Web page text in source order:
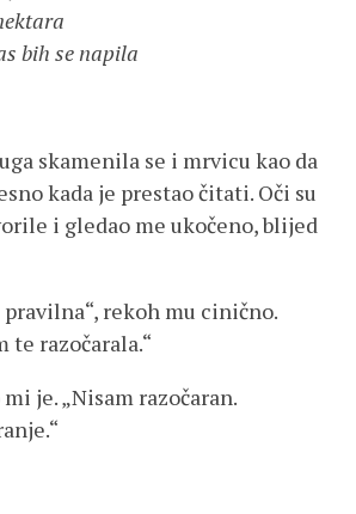
se napila
skamenila se i mrvicu kao da
kada je prestao čitati. Oči su
i gledao me ukočeno, blijed
rekoh mu cinično.
te razočarala.“
je. „Nisam razočaran.